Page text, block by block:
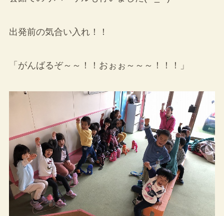
出発前の気合い入れ！！
「がんばるぞ～～！！おぉぉ～～～！！！」